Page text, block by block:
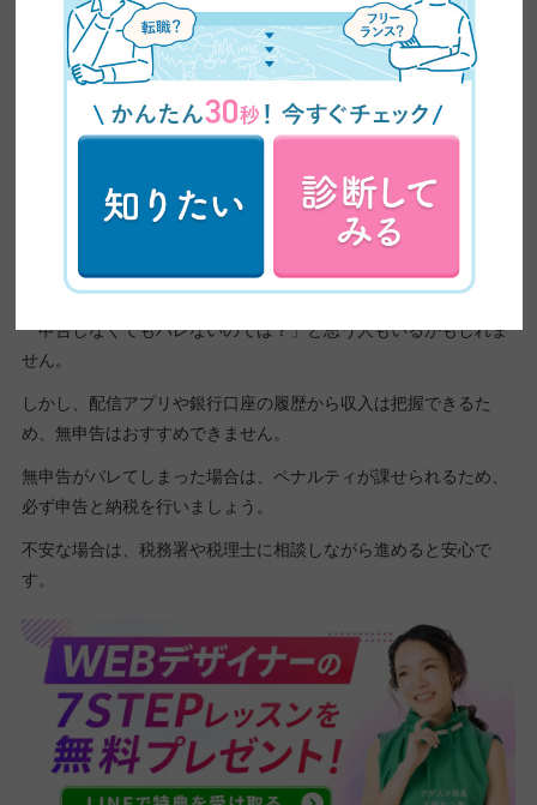
住民税の申告が必要な場合
本業がない場合
個人事業主として活動している場合
また、ライブ配信は「現金を直接受け取る副業」ではないため、
「申告しなくてもバレないのでは？」と思う人もいるかもしれま
せん。
しかし、配信アプリや銀行口座の履歴から収入は把握できるた
め、無申告はおすすめできません。
無申告がバレてしまった場合は、ペナルティが課せられるため、
必ず申告と納税を行いましょう。
不安な場合は、税務署や税理士に相談しながら進めると安心で
す。